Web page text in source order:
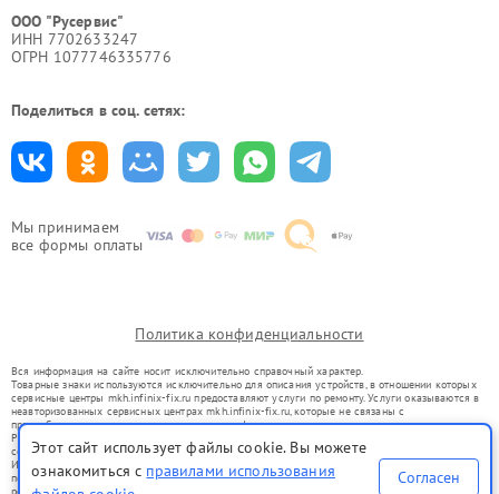
Мы принимаем
все формы оплаты
ООО "Русервис"
ИНН 7702633247
ОГРН 1077746335776
Поделиться в соц. сетях:
Политика конфиденциальности
Вся информация на сайте носит исключительно справочный характер.
Товарные знаки используются исключительно для описания устройств, в отношении которых
сервисные центры mkh.infinix-fix.ru предоставляют услуги по ремонту. Услуги оказываются в
неавторизованных сервисных центрах mkh.infinix-fix.ru, которые не связаны с
правообладателями товарных знаков или их официальными представителями.
Ремонт осуществляется для устройств, уже введенных в гражданский оборот в соответствии
со статьей 1487 ГК РФ.
Использование товарных знаков не преследует цели индивидуализации услуг или введения
потребителей в заблуждение, а служит для информирования о предоставляемых услугах по
Этот сайт использует файлы cookie. Вы можете
ознакомиться с правилами использования
Согласен